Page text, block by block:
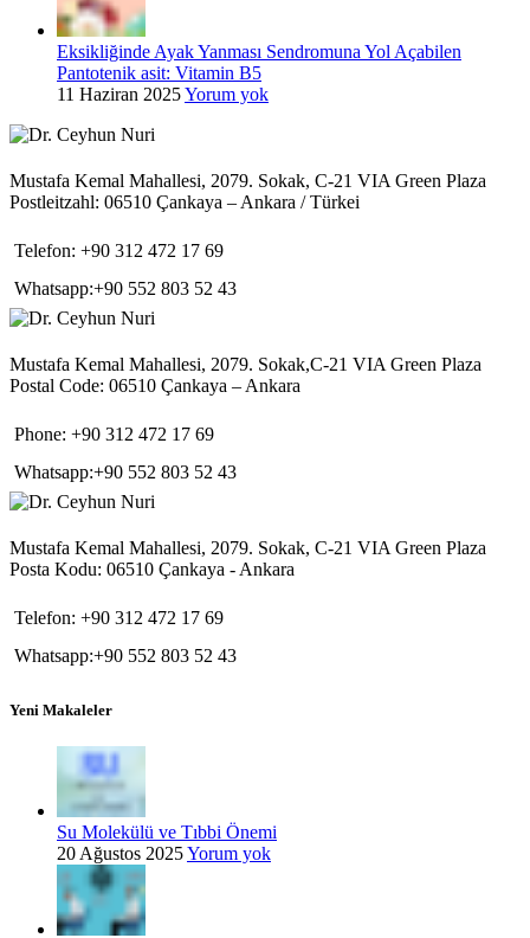
Eksikliğinde Ayak Yanması Sendromuna Yol Açabilen
Pantotenik asit: Vitamin B5
11 Haziran 2025Yorum yok
Mustafa Kemal Mahallesi, 2079. Sokak, C-21 VIA Green Plaza
Postleitzahl: 06510 Çankaya – Ankara / Türkei
Telefon: +90 312 472 17 69
Whatsapp:+90 552 803 52 43
Mustafa Kemal Mahallesi, 2079. Sokak,C-21 VIA Green Plaza
Postal Code: 06510 Çankaya – Ankara
Phone: +90 312 472 17 69
Whatsapp:+90 552 803 52 43
Mustafa Kemal Mahallesi, 2079. Sokak, C-21 VIA Green Plaza
Posta Kodu: 06510 Çankaya - Ankara
Telefon: +90 312 472 17 69
Whatsapp:+90 552 803 52 43
Yeni Makaleler
Su Molekülü ve Tıbbi Önemi
20 Ağustos 2025Yorum yok